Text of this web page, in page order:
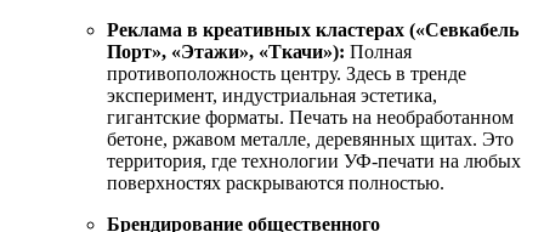
Реклама в креативных кластерах («Севкабель
Порт», «Этажи», «Ткачи»): Полная
противоположность центру. Здесь в тренде
эксперимент, индустриальная эстетика,
гигантские форматы. Печать на необработанном
бетоне, ржавом металле, деревянных щитах. Это
территория, где технологии УФ-печати на любых
поверхностях раскрываются полностью.
Брендирование общественного